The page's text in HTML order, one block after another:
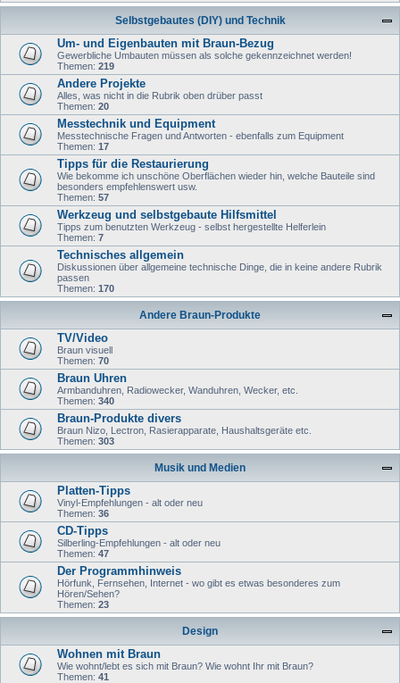
Selbstgebautes (DIY) und Technik
Um- und Eigenbauten mit Braun-Bezug
Gewerbliche Umbauten müssen als solche gekennzeichnet werden!
Themen: 219
Andere Projekte
Alles, was nicht in die Rubrik oben drüber passt
Themen: 20
Messtechnik und Equipment
Messtechnische Fragen und Antworten - ebenfalls zum Equipment
Themen: 17
Tipps für die Restaurierung
Wie bekomme ich unschöne Oberflächen wieder hin, welche Bauteile sind
besonders empfehlenswert usw.
Themen: 57
Werkzeug und selbstgebaute Hilfsmittel
Tipps zum benutzten Werkzeug - selbst hergestellte Helferlein
Themen: 7
Technisches allgemein
Diskussionen über allgemeine technische Dinge, die in keine andere Rubrik
passen
Themen: 170
Andere Braun-Produkte
TV/Video
Braun visuell
Themen: 70
Braun Uhren
Armbanduhren, Radiowecker, Wanduhren, Wecker, etc.
Themen: 340
Braun-Produkte divers
Braun Nizo, Lectron, Rasierapparate, Haushaltsgeräte etc.
Themen: 303
Musik und Medien
Platten-Tipps
Vinyl-Empfehlungen - alt oder neu
Themen: 36
CD-Tipps
Silberling-Empfehlungen - alt oder neu
Themen: 47
Der Programmhinweis
Hörfunk, Fernsehen, Internet - wo gibt es etwas besonderes zum
Hören/Sehen?
Themen: 23
Design
Wohnen mit Braun
Wie wohnt/lebt es sich mit Braun? Wie wohnt Ihr mit Braun?
Themen: 41